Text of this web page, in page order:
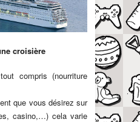
croisière
compris (nourriture
que vous désirez sur
casino,…) cela varie